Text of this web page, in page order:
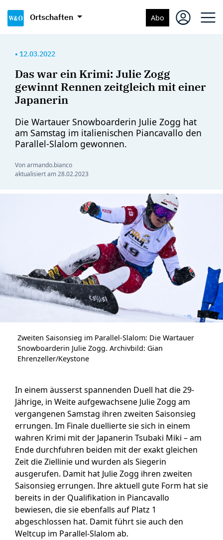
Ortschaften Abo
• 12.03.2022
Das war ein Krimi: Julie Zogg
gewinnt Rennen zeitgleich mit einer
Japanerin
Die Wartauer Snowboarderin Julie Zogg hat
am Samstag im italienischen Piancavallo den
Parallel-Slalom gewonnen.
Von armando.bianco
aktualisiert am28.02.2023
Zweiten Saisonsieg im Parallel-Slalom: Die Wartauer
Snowboarderin Julie Zogg. Archivbild: Gian
Ehrenzeller/Keystone
In einem äusserst spannenden Duell hat die 29-
Jährige, in Weite aufgewachsene Julie Zogg am
vergangenen Samstag ihren zweiten Saisonsieg
errungen. Im Finale duellierte sie sich in einem
wahren Krimi mit der Japanerin Tsubaki Miki – am
Ende durchfuhren beiden mit der exakt gleichen
Zeit die Ziellinie und wurden als Siegerin
ausgerufen. Damit hat Julie Zogg ihren zweiten
Saisonsieg errungen. Ihre aktuell gute Form hat sie
bereits in der Qualifikation in Piancavallo
bewiesen, die sie ebenfalls auf Platz 1
abgeschlossen hat. Damit führt sie auch den
Weltcup im Parallel-Slalom ab.